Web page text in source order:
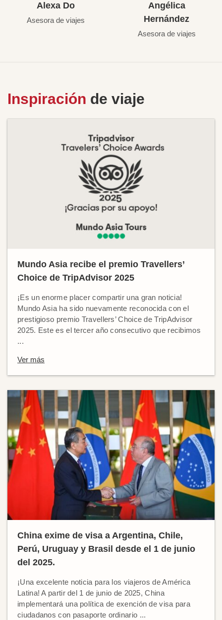
Alexa Do
Asesora de viajes
Angélica
Hernández
Asesora de viajes
Inspiración de viaje
Mundo Asia recibe el premio Travellers’
Choice de TripAdvisor 2025
¡Es un enorme placer compartir una gran noticia!
Mundo Asia ha sido nuevamente reconocida con el
prestigioso premio Travellers’ Choice de TripAdvisor
2025. Este es el tercer año consecutivo que recibimos
...
Ver más
China exime de visa a Argentina, Chile,
Perú, Uruguay y Brasil desde el 1 de junio
del 2025.
¡Una excelente noticia para los viajeros de América
Latina! A partir del 1 de junio de 2025, China
implementará una política de exención de visa para
ciudadanos con pasaporte ordinario ...